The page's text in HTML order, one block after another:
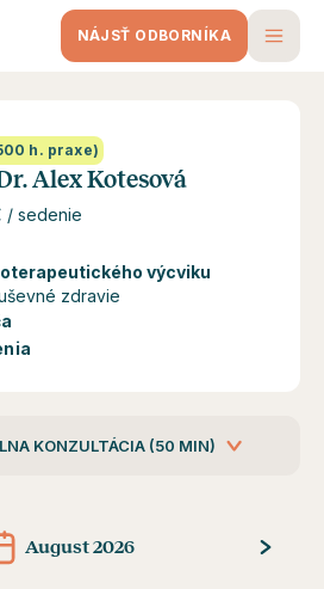
NÁJSŤ ODBORNÍKA
h. praxe)
Alex Kotesová
/ sedenie
výcviku
zdravie
KONZULTÁCIA (50 MIN)
August 2026